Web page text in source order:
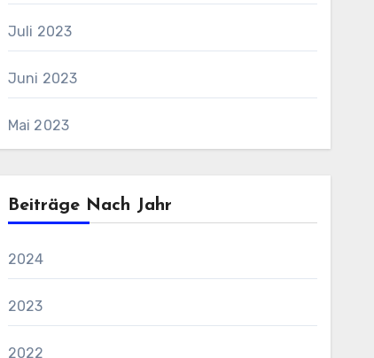
Juli 2023
Juni 2023
Mai 2023
Beiträge Nach Jahr
2024
2023
2022